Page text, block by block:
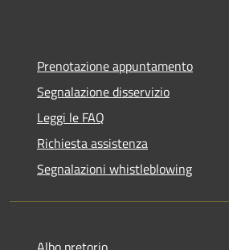
Prenotazione appuntamento
Segnalazione disservizio
Leggi le FAQ
Richiesta assistenza
Segnalazioni whistleblowing